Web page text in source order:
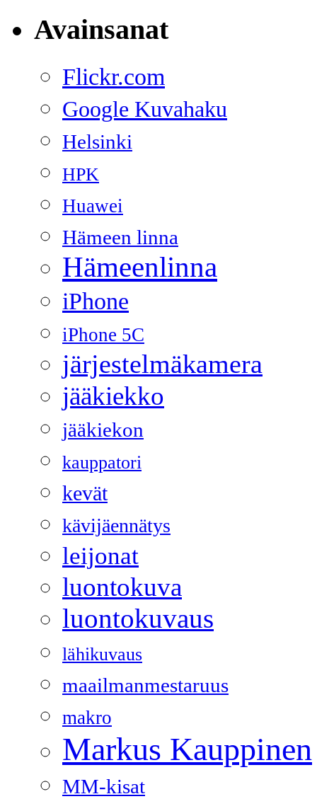
Avainsanat
Flickr.com
Google Kuvahaku
Helsinki
HPK
Huawei
Hämeen linna
Hämeenlinna
iPhone
iPhone 5C
järjestelmäkamera
jääkiekko
jääkiekon
kauppatori
kevät
kävijäennätys
leijonat
luontokuva
luontokuvaus
lähikuvaus
maailmanmestaruus
makro
Markus Kauppinen
MM-kisat